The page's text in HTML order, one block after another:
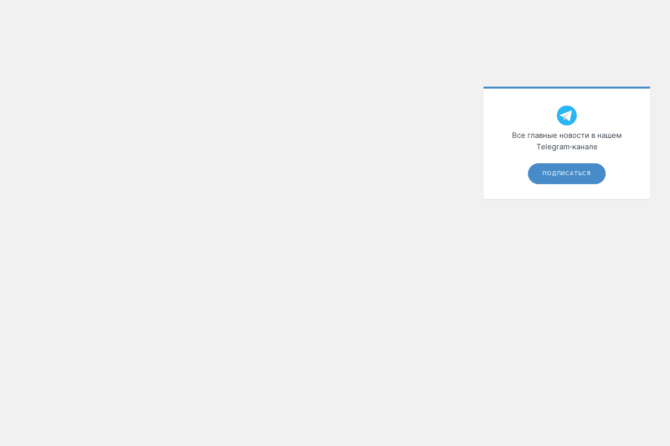
Все главные новости в нашем
Telegram‑канале
ПОДПИСАТЬСЯ